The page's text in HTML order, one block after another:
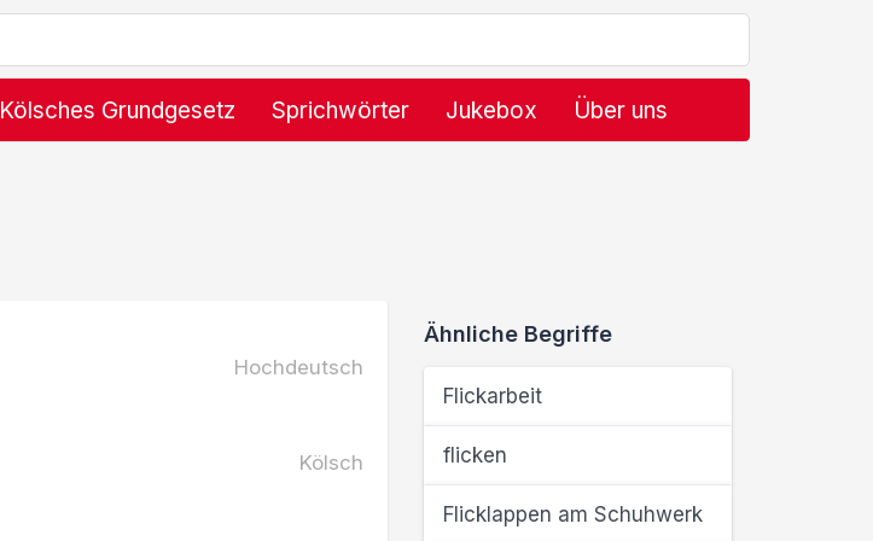
Kölsches Grundgesetz Sprichwörter Jukebox Über uns
Hochdeutsch
Kölsch
Ähnliche Begriffe
Flickarbeit
flicken
Flicklappen am Schuhwerk